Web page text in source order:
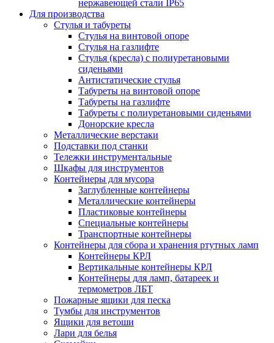
нержавеющей стали IP65
Для производства
Стулья и табуреты
Стулья на винтовой опоре
Стулья на газлифте
Стулья (кресла) с полиуретановыми
сиденьями
Антистатические стулья
Табуреты на винтовой опоре
Табуреты на газлифте
Табуреты с полиуретановыми сиденьями
Донорские кресла
Металлические верстаки
Подставки под станки
Тележки инструментальные
Шкафы для инструментов
Контейнеры для мусора
Заглубленные контейнеры
Металлические контейнеры
Пластиковые контейнеры
Специальные контейнеры
Транспортные контейнеры
Контейнеры для сбора и хранения ртутных ламп
Контейнеры КРЛ
Вертикальные контейнеры КРЛ
Контейнеры для ламп, батареек и
термометров ЛБТ
Пожарные ящики для песка
Тумбы для инструментов
Ящики для ветоши
Лари для белья